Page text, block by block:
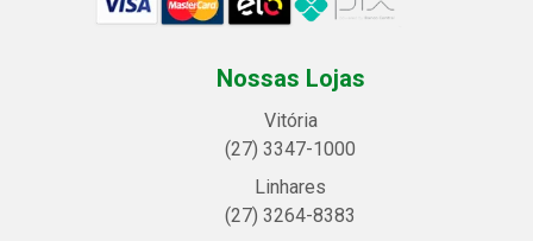
Nossas Lojas
Vitória
(27) 3347-1000
Linhares
(27) 3264-8383